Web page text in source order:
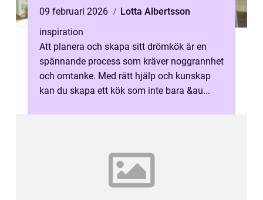
09 februari 2026
Lotta Albertsson
inspiration
Att planera och skapa sitt drömkök är en
spännande process som kräver noggrannhet
och omtanke. Med rätt hjälp och kunskap
kan du skapa ett kök som inte bara &au...